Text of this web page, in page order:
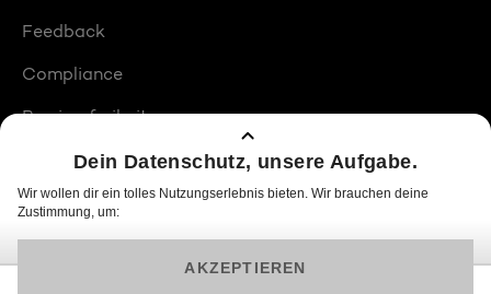
Feedback
Compliance
Barrierefreiheit
Produktplatzierungen